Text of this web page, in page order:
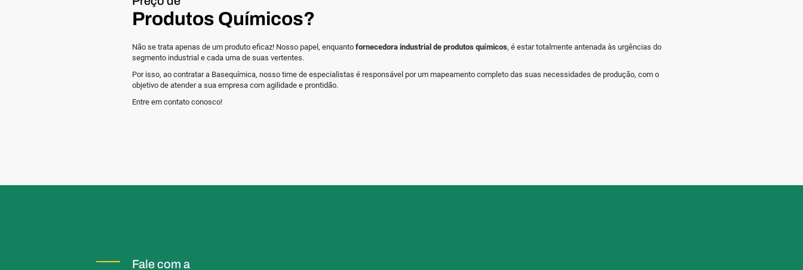
Produtos Químicos?
Não se trata apenas de um produto eficaz! Nosso papel, enquanto fornecedora industrial de produtos químicos, é estar totalmente antenada às urgências do
segmento industrial e cada uma de suas vertentes.
Por isso, ao contratar a Basequímica, nosso time de especialistas é responsável por um mapeamento completo das suas necessidades de produção, com o
objetivo de atender a sua empresa com agilidade e prontidão.
Entre em contato conosco!
Fale com a